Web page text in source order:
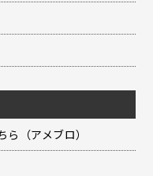
（アメブロ）